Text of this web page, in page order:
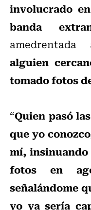
involucrado
banda
alguien
tomado fotos
“Quien pasó
que yo
mí,
fotos en
señalándome
yo ya sería